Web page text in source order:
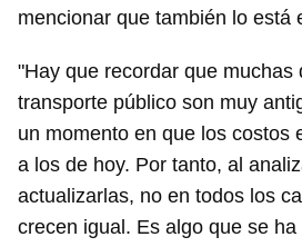
mencionar que también lo está
"Hay que recordar que muchas
transporte público son muy
un momento en que los costos
a los de hoy. Por tanto, al
actualizarlas, no en todos los
crecen igual. Es algo que se